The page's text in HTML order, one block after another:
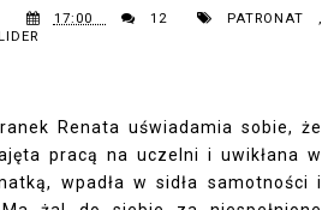
17:00 12 PATRONAT,
Renata uświadamia sobie, że
pracą na uczelni i uwikłana w
wpadła w sidła samotności i